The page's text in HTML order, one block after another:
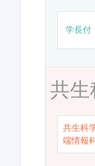
学長
共
共生科
端情報